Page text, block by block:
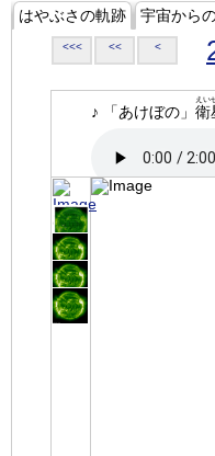
はやぶさの軌跡 宇宙から
<<< << <
♪ 「あけぼの」 衛
えい